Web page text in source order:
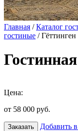
Главная /Каталог
гостиные / Гёттинген
Цена:
от 58 000 руб.
Заказать Добавить